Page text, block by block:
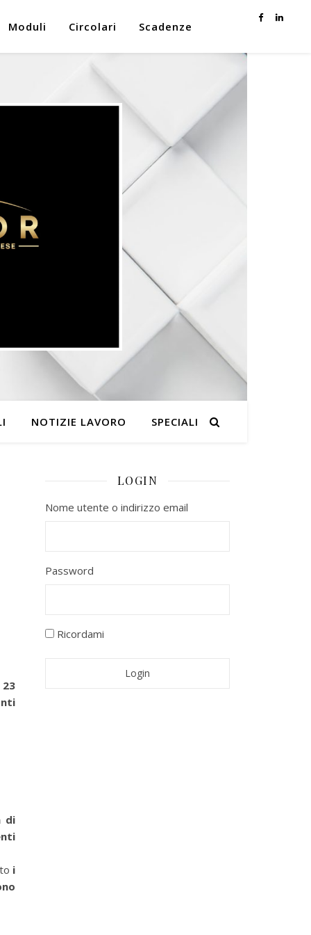
Moduli Circolari Scadenze
NOTIZIE LAVORO SPECIALI
di
i
LOGIN
Nome utente o indirizzo email
Password
Ricordami